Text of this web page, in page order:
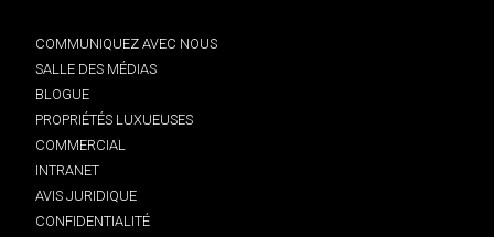
COMMUNIQUEZ AVEC NOUS
SALLE DES MÉDIAS
BLOGUE
PROPRIÉTÉS LUXUEUSES
COMMERCIAL
INTRANET
AVIS JURIDIQUE
CONFIDENTIALITÉ